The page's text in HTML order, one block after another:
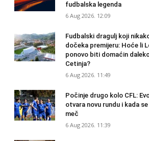
fudbalska legenda
6 Aug 2026. 12:09
Fudbalski dragulj koji
dočeka premijeru: Hoće li
ponovo biti domaćin
Cetinja?
6 Aug 2026. 11:49
Počinje drugo kolo CFL:
otvara novu rundu i kada
meč
6 Aug 2026. 11:39